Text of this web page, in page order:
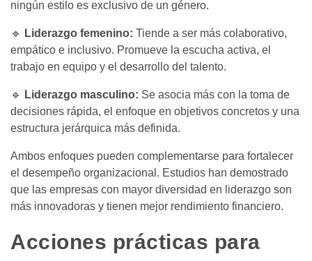
ningún estilo es exclusivo de un género.
🔹 Liderazgo femenino: Tiende a ser más colaborativo,
empático e inclusivo. Promueve la escucha activa, el
trabajo en equipo y el desarrollo del talento.
🔹 Liderazgo masculino: Se asocia más con la toma de
decisiones rápida, el enfoque en objetivos concretos y una
estructura jerárquica más definida.
Ambos enfoques pueden complementarse para fortalecer
el desempeño organizacional. Estudios han demostrado
que las empresas con mayor diversidad en liderazgo son
más innovadoras y tienen mejor rendimiento financiero.
Acciones prácticas para